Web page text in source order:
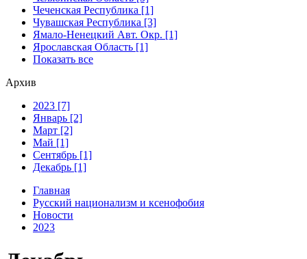
Чеченская Республика [1]
Чувашская Республика [3]
Ямало-Ненецкий Авт. Окр. [1]
Ярославская Область [1]
Показать все
Архив
2023 [7]
Январь [2]
Март [2]
Май [1]
Сентябрь [1]
Декабрь [1]
Главная
Русский национализм и ксенофобия
Новости
2023